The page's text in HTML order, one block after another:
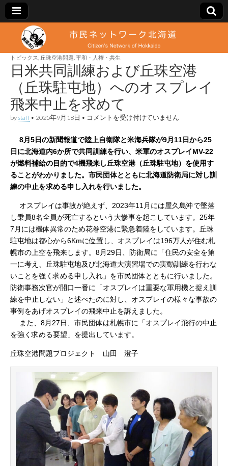
市
民
ネ
ッ
ト
ワ
ー
ク
北
海
道
Citizen's
Network
of
Hokkaido
トピックス 丘珠空港問題 平和・人権・共生
日米共同訓練および丘珠空港
（丘珠駐屯地）へのオスプレイ
飛来中止を求めて
bystaff • 2025年9月18日 • 日
同
訓
練
お
よ
び
丘
空
港
（丘
珠
駐
地）
へ
の
オ
ス
プ
レ
イ
飛
来
中
を
て
は
コメントを受け付けていません
8月5日の新聞報道で陸上自衛隊と米海兵隊が9月11日から25
日に北海道内6か所で共同訓練を行い、米軍のオスプレイMV-22
が燃料補給の目的で4機飛来し丘珠空港（丘珠駐屯地）を使用す
ることがわかりました。市民団体とともに北海道防衛局に対し訓
練の中止を求める申し入れを行いました。
オスプレイは事故が絶えず、2023年11月には屋久島沖で墜落
し乗員8名全員が死亡するという大惨事を起こしています。25年
7月には機体異常のため花巻空港に緊急着陸をしています。丘珠
駐屯地は都心から6Kmに位置し、オスプレイは196万人が住む札
幌市の上空を飛来します。8月29日、防衛局に「住民の安全を第
一に考え、丘珠駐屯地及び北海道大演習場での実動訓練を行わな
いことを強く求める申し入れ」を市民団体とともに行いました。
防衛事務次官が開口一番に「オスプレイは重要な軍用機と捉え訓
練を中止しない」と述べたのに対し、オスプレイの様々な事故の
事例をあげオスプレイの飛来中止を訴えました。
また、8月27日、市民団体は札幌市に「オスプレイ飛行の中止
を強く求める要望」を提出しています。
丘珠空港問題プロジェクト 山田 澄子